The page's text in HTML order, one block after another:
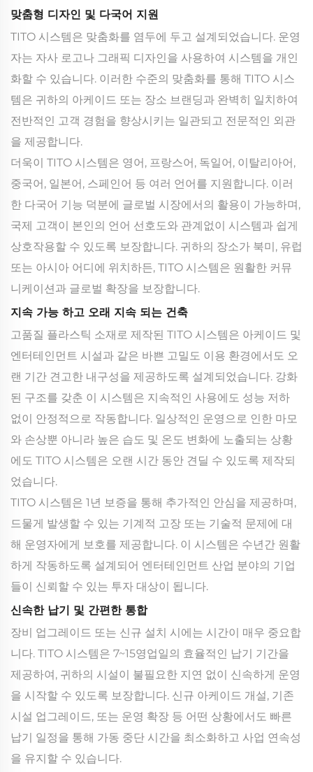
맞춤형 디자인 및 다국어 지원
TITO 시스템은 맞춤화를 염두에 두고 설계되었습니다. 운영
자는 자사 로고나 그래픽 디자인을 사용하여 시스템을 개인
화할 수 있습니다. 이러한 수준의 맞춤화를 통해 TITO 시스
템은 귀하의 아케이드 또는 장소 브랜딩과 완벽히 일치하여
전반적인 고객 경험을 향상시키는 일관되고 전문적인 외관
을 제공합니다.
더욱이 TITO 시스템은 영어, 프랑스어, 독일어, 이탈리아어,
중국어, 일본어, 스페인어 등 여러 언어를 지원합니다. 이러
한 다국어 기능 덕분에 글로벌 시장에서의 활용이 가능하며,
국제 고객이 본인의 언어 선호도와 관계없이 시스템과 쉽게
상호작용할 수 있도록 보장합니다. 귀하의 장소가 북미, 유럽
또는 아시아 어디에 위치하든, TITO 시스템은 원활한 커뮤
니케이션과 글로벌 확장을 보장합니다.
지속 가능 하고 오래 지속 되는 건축
고품질 플라스틱 소재로 제작된 TITO 시스템은 아케이드 및
엔터테인먼트 시설과 같은 바쁜 고밀도 이용 환경에서도 오
랜 기간 견고한 내구성을 제공하도록 설계되었습니다. 강화
된 구조를 갖춘 이 시스템은 지속적인 사용에도 성능 저하
없이 안정적으로 작동합니다. 일상적인 운영으로 인한 마모
와 손상뿐 아니라 높은 습도 및 온도 변화에 노출되는 상황
에도 TITO 시스템은 오랜 시간 동안 견딜 수 있도록 제작되
었습니다.
TITO 시스템은 1년 보증을 통해 추가적인 안심을 제공하며,
드물게 발생할 수 있는 기계적 고장 또는 기술적 문제에 대
해 운영자에게 보호를 제공합니다. 이 시스템은 수년간 원활
하게 작동하도록 설계되어 엔터테인먼트 산업 분야의 기업
들이 신뢰할 수 있는 투자 대상이 됩니다.
신속한 납기 및 간편한 통합
장비 업그레이드 또는 신규 설치 시에는 시간이 매우 중요합
니다. TITO 시스템은 7~15영업일의 효율적인 납기 기간을
제공하여, 귀하의 시설이 불필요한 지연 없이 신속하게 운영
을 시작할 수 있도록 보장합니다. 신규 아케이드 개설, 기존
시설 업그레이드, 또는 운영 확장 등 어떤 상황에서도 빠른
납기 일정을 통해 가동 중단 시간을 최소화하고 사업 연속성
을 유지할 수 있습니다.